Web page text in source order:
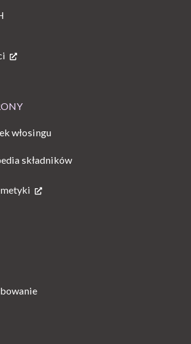
włosingu
składników